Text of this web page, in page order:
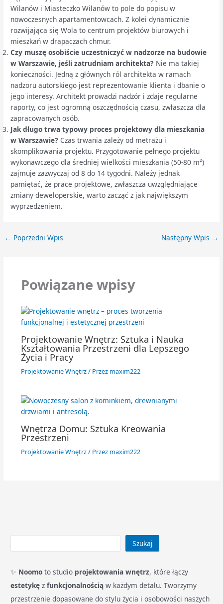
Wilanów i Miasteczko Wilanów to pole do popisu w
nowoczesnych apartamentowcach. Z kolei dynamicznie
rozwijająca się Wola to centrum projektów biurowych i
mieszkań w drapaczach chmur.
Czy muszę osobiście uczestniczyć w nadzorze na budowie
w Warszawie, jeśli zatrudniam architekta? Nie ma takiej
konieczności. Jedną z głównych ról architekta w ramach
nadzoru autorskiego jest reprezentowanie klienta i dbanie o
jego interesy. Architekt prowadzi nadzór i zdaje regularne
raporty, co jest ogromną oszczędnością czasu, zwłaszcza dla
zapracowanych osób.
Jak długo trwa typowy proces projektowy dla mieszkania
w Warszawie? Czas trwania zależy od metrażu i
skomplikowania projektu. Przygotowanie pełnego projektu
wykonawczego dla średniej wielkości mieszkania (50-80 m²)
zajmuje zazwyczaj od 8 do 14 tygodni. Należy jednak
pamiętać, że prace projektowe, zwłaszcza uwzględniające
zmiany deweloperskie, warto zacząć z jak największym
wyprzedzeniem.
← Poprzedni Wpis Następny Wpis →
Powiązane wpisy
Projektowanie Wnętrz: Sztuka i Nauka
Kształtowania Przestrzeni dla Lepszego
Życia i Pracy
Projektowanie Wnętrz/ Przez maxim222
Wnętrza Domu: Sztuka Kreowania
Przestrzeni
Projektowanie Wnętrz/ Przez maxim222
Szukaj
✨ Noomo to studio projektowania wnętrz, które łączy
estetykę zfunkcjonalnością w każdym detalu. Tworzymy
przestrzenie dopasowane do stylu życia i osobowości naszych